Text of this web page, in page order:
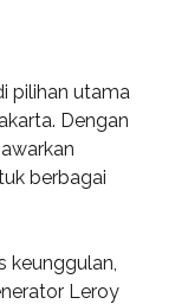
pilihan utama
Dengan
berbagai
keunggulan,
Leroy